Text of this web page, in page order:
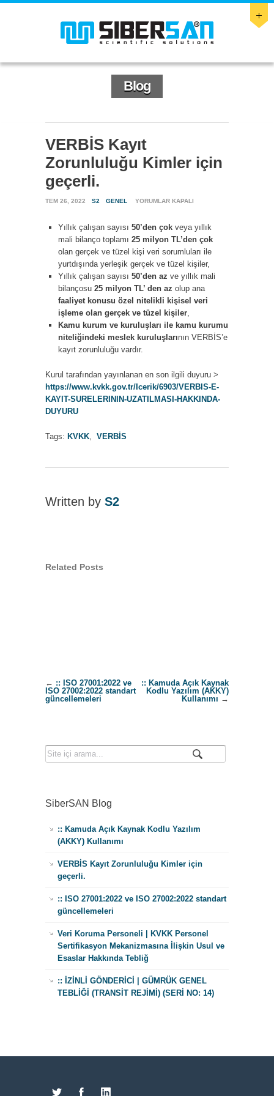
Blog
VERBİS Kayıt
Zorunluluğu Kimler için
geçerli.
TEM 26, 2022 S2 GENEL
VERBİS
KIMLER
IÇIN
GEÇERLI.
YORUMLAR KAPALI
Yıllık çalışan sayısı50’den çok veya yıllık
mali bilanço toplamı25 milyon TL’den çok
olan gerçek ve tüzel kişi veri sorumluları ile
yurtdışında yerleşik gerçek ve tüzel kişiler,
Yıllık çalışan sayısı50’den az ve yıllık mali
bilançosu 25 milyon TL’ den az olup ana
faaliyet konusu özel nitelikli kişisel veri
işleme olan gerçek ve tüzel kişiler,
Kamu kurum ve kuruluşları ile kamu kurumu
niteliğindeki meslek kuruluşlarının VERBİS’e
kayıt zorunluluğu vardır.
Kurul tarafından yayınlanan en son ilgili duyuru >
https://www.kvkk.gov.tr/Icerik/6903/VERBIS-E-
KAYIT-SURELERININ-UZATILMASI-HAKKINDA-
DUYURU
Tags: KVKK, VERBİS
Written by S2
Related Posts
← :: ISO 27001:2022 ve
ISO 27002:2022 standart
güncellemeleri
:: Kamuda Açık Kaynak
Kodlu Yazılım (AKKY)
Kullanımı →
SiberSAN Blog
:: Kamuda Açık Kaynak Kodlu Yazılım
(AKKY) Kullanımı
VERBİS Kayıt Zorunluluğu Kimler için
geçerli.
:: ISO 27001:2022 ve ISO 27002:2022 standart
güncellemeleri
Veri Koruma Personeli | KVKK Personel
Sertifikasyon Mekanizmasına İlişkin Usul ve
Esaslar Hakkında Tebliğ
:: İZİNLİ GÖNDERİCİ | GÜMRÜK GENEL
TEBLİĞİ (TRANSİT REJİMİ) (SERİ NO: 14)